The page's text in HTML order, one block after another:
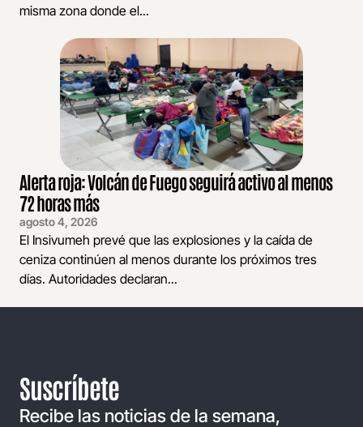
misma zona donde el...
Alerta roja: Volcán de Fuego seguirá activo al menos
72 horas más
agosto 4, 2026
El Insivumeh prevé que las explosiones y la caída de
ceniza continúen al menos durante los próximos tres
días. Autoridades declaran...
Suscríbete
Recibe las noticias de la semana,